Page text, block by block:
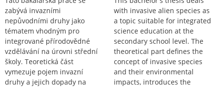
zabývá invazními
nepůvodními druhy jako
tématem vhodným pro
integrované přírodovědné
vzdělávání na úrovni střední
školy. Teoretická část
vymezuje pojem invazní
druhy a jejich dopady na
with invasive alien species as
a topic suitable for integrated
science education at the
secondary school level. The
theoretical part defines the
concept of invasive species
and their environmental
impacts, introduces the